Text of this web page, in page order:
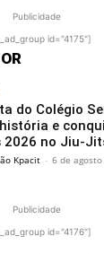
Publicidade
id="4175"]
do Colégio
e
2026 no Jiu-
Kpacit - 6 de
Publicidade
id="4176"]